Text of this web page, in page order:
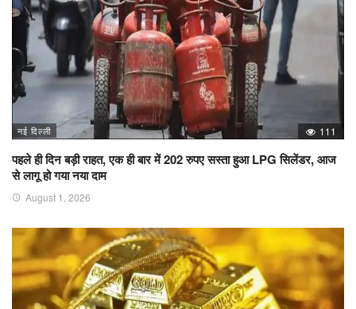
नई दिल्ली 111
पहले ही दिन बड़ी राहत, एक ही बार में 202 रुपए सस्ता हुआ LPG सिलेंडर, आज
से लागू हो गया नया दाम
August 1, 2026